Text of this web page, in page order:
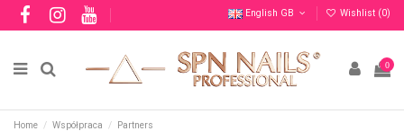
English GB Wishlist (0)
0
Home Współpraca Partners